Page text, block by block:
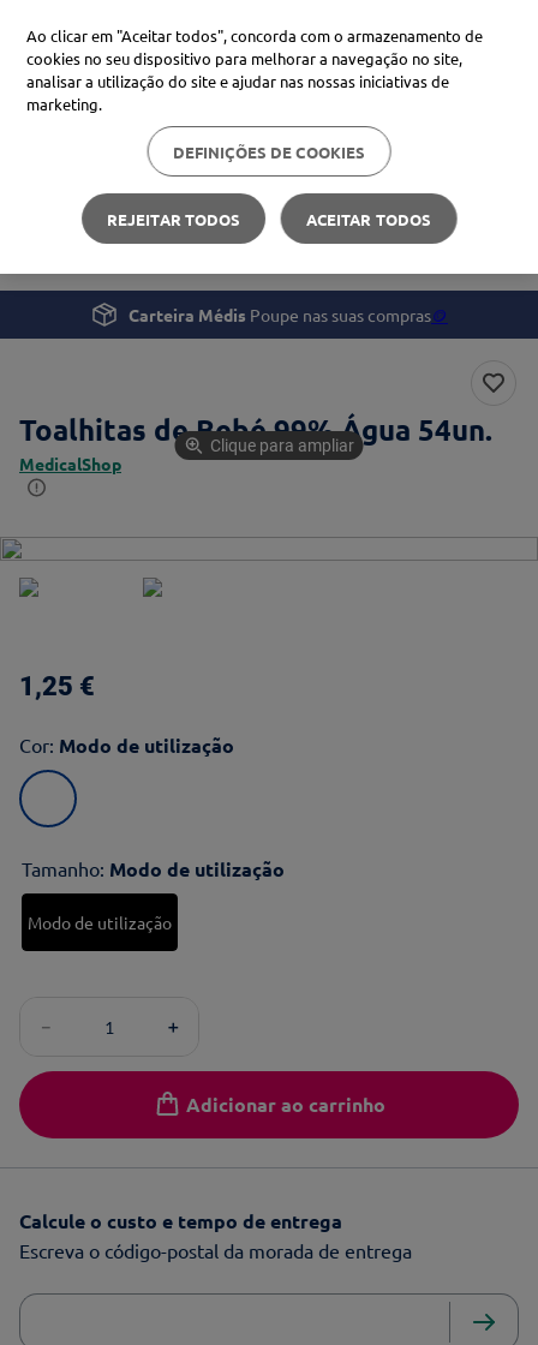
Procure no Marketplace Médis
Pesquisas mais comuns
xiaomi
uriage
4º svr
Gravidez e Bebé
Cuidados de Higiene
Toalhitas de Bebé 99% Água 54un.
Carteira Médis Poupe nas suas compras🪙
Toalhitas de Bebé 99% Água 54un.
MedicalShop
Clique para ampliar
1 ,25 €
Cor: Modo de utilização
Tamanho: Modo de utilização
Modo de utilização
＋
－
Adicionar ao carrinho
Calcule o custo e tempo de entrega
Escreva o código-postal da morada de entrega
Ao clicar em "Aceitar todos", concorda com o armazenamento de
cookies no seu dispositivo para melhorar a navegação no site,
analisar a utilização do site e ajudar nas nossas iniciativas de
marketing.
DEFINIÇÕES DE COOKIES
REJEITAR TODOS ACEITAR TODOS